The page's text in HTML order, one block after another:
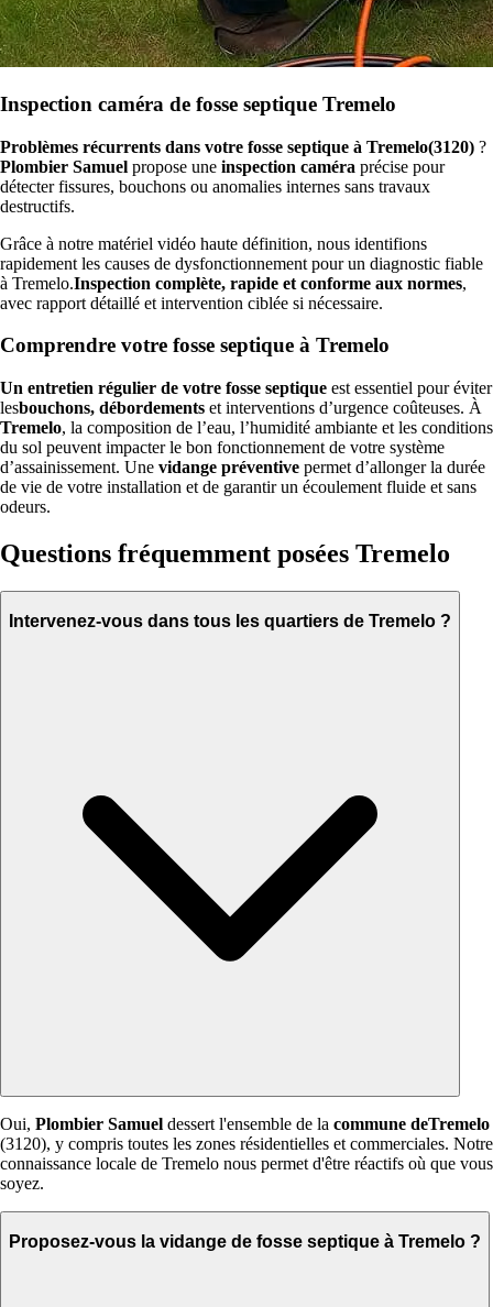
Inspection caméra de fosse septique Tremelo
Problèmes récurrents dans votre fosse septique à Tremelo(3120) ?
Plombier Samuel propose une inspection caméra précise pour
détecter fissures, bouchons ou anomalies internes sans travaux
destructifs.
Grâce à notre matériel vidéo haute définition, nous identifions
rapidement les causes de dysfonctionnement pour un diagnostic fiable
à Tremelo.Inspection complète, rapide et conforme aux normes,
avec rapport détaillé et intervention ciblée si nécessaire.
Comprendre votre fosse septique à Tremelo
Un entretien régulier de votre fosse septique est essentiel pour éviter
lesbouchons, débordements et interventions d’urgence coûteuses. À
Tremelo, la composition de l’eau, l’humidité ambiante et les conditions
du sol peuvent impacter le bon fonctionnement de votre système
d’assainissement. Une vidange préventive permet d’allonger la durée
de vie de votre installation et de garantir un écoulement fluide et sans
odeurs.
Questions fréquemment posées Tremelo
Intervenez-vous dans tous les quartiers de Tremelo ?
Oui, Plombier Samuel dessert l'ensemble de la commune deTremelo
(3120), y compris toutes les zones résidentielles et commerciales. Notre
connaissance locale de Tremelo nous permet d'être réactifs où que vous
soyez.
Proposez-vous la vidange de fosse septique à Tremelo ?